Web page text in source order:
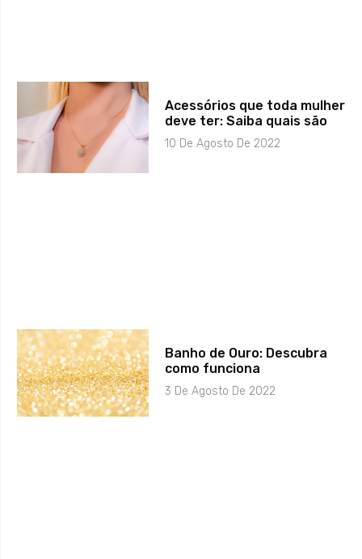
Acessórios que toda mulher
deve ter: Saiba quais são
10 De Agosto De 2022
Banho de Ouro: Descubra
como funciona
3 De Agosto De 2022